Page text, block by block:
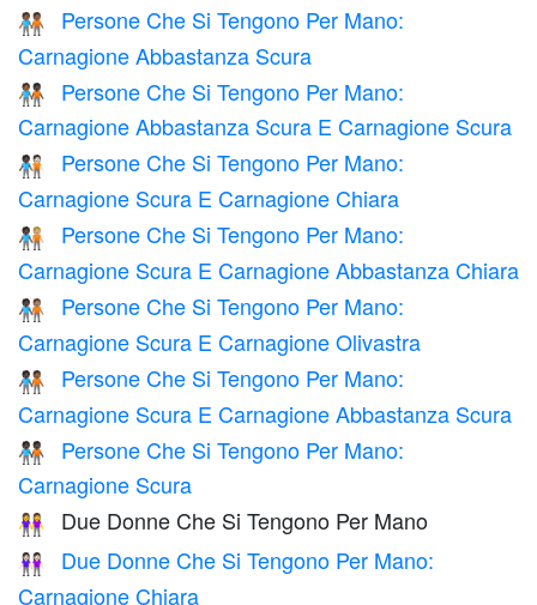
🧑🏾‍🤝‍🧑🏾
Persone Che Si Tengono Per Mano:
Carnagione Abbastanza Scura
🧑🏾‍🤝‍🧑🏿
Persone Che Si Tengono Per Mano:
Carnagione Abbastanza Scura E Carnagione Scura
🧑🏿‍🤝‍🧑🏻
Persone Che Si Tengono Per Mano:
Carnagione Scura E Carnagione Chiara
🧑🏿‍🤝‍🧑🏼
Persone Che Si Tengono Per Mano:
Carnagione Scura E Carnagione Abbastanza Chiara
🧑🏿‍🤝‍🧑🏽
Persone Che Si Tengono Per Mano:
Carnagione Scura E Carnagione Olivastra
🧑🏿‍🤝‍🧑🏾
Persone Che Si Tengono Per Mano:
Carnagione Scura E Carnagione Abbastanza Scura
🧑🏿‍🤝‍🧑🏿
Persone Che Si Tengono Per Mano:
Carnagione Scura
👭 Due Donne Che Si Tengono Per Mano
👭🏻
Due Donne Che Si Tengono Per Mano:
Carnagione Chiara